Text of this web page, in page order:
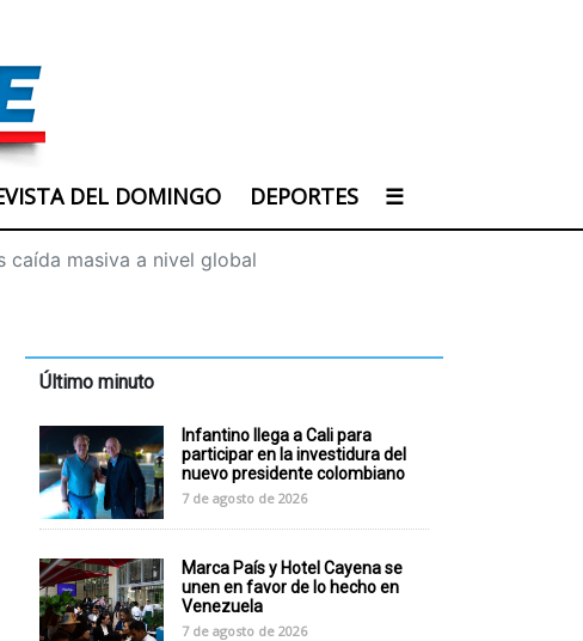
DEL DOMINGO DEPORTES ☰
caída masiva a nivel global
Último minuto
Infantino llega a Cali para
participar en la investidura del
nuevo presidente colombiano
7 de agosto de 2026
Marca País y Hotel Cayena se
unen en favor de lo hecho en
Venezuela
7 de agosto de 2026